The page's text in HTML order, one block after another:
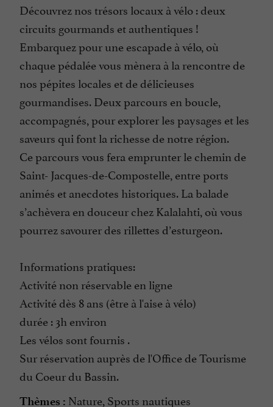
Découvrez nos trésors locaux à vélo : deux
circuits gourmands et authentiques !
Embarquez pour une escapade à vélo, où
chaque pédalée vous mènera à la rencontre de
nos pépites locales et de délicieuses
gourmandises. Deux parcours en boucle,
accompagnés, pour explorer les paysages et les
saveurs qui font la richesse de notre région.
Ce parcours vous fera emprunter le chemin de
Saint- Jacques-de-Compostelle, entre ports
animés et anecdotes historiques. La balade
s’achèvera en douceur chez Kalalahti, où vous
pourrez savourer des rillettes d’esturgeon.
Informations pratiques:
Activité non réservable en ligne
Activité dès 8 ans (être à l'aise à vélo)
durée : 3h environ
Les vélos sont fournis .
Sur réservation auprès de l'Office de Tourisme
du Coeur du Bassin.
Thèmes : Nature, Sports nautiques